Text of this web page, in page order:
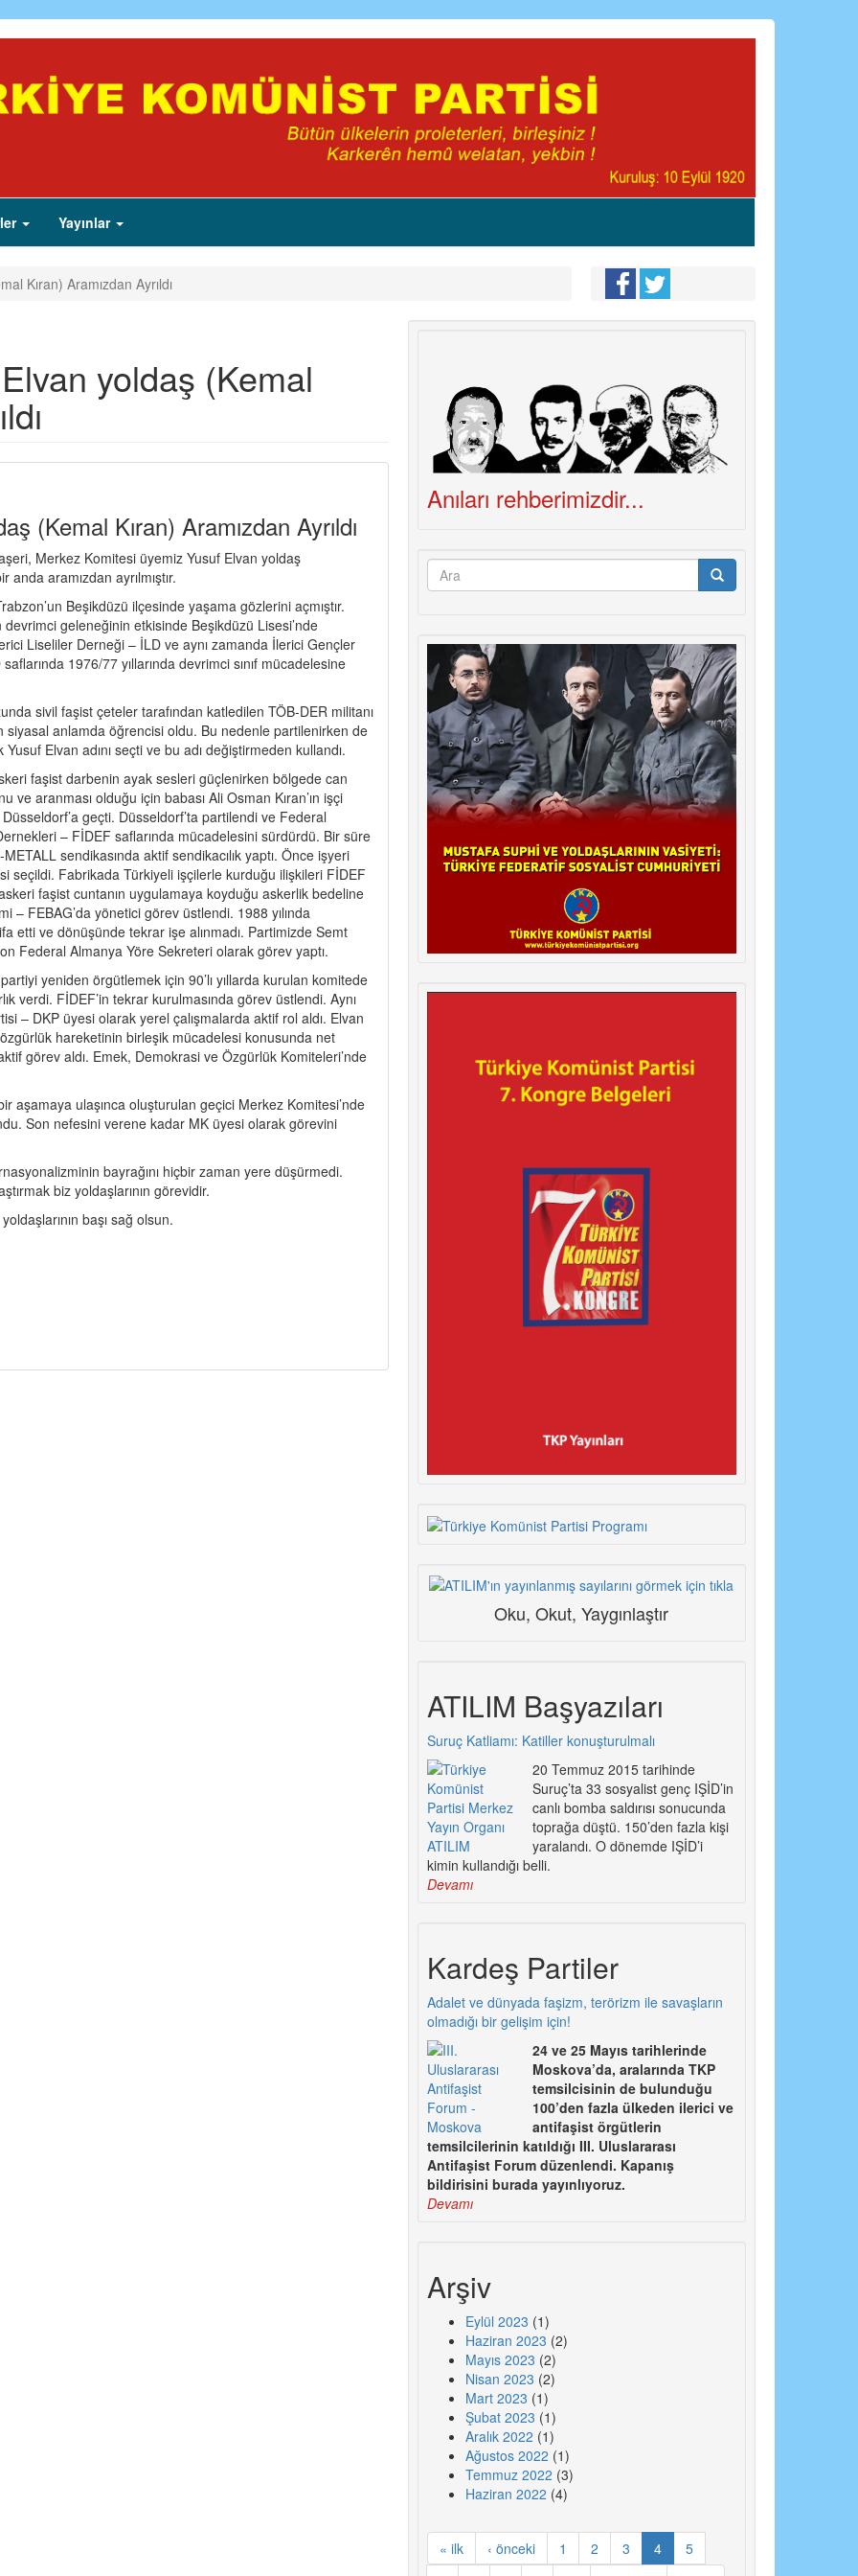
Yayınlar
Kıran) Aramızdan Ayrıldı
yoldaş (Kemal
(Kemal Kıran) Aramızdan Ayrıldı
Merkez Komitesi üyemiz Yusuf Elvan yoldaş
anda aramızdan ayrılmıştır.
Beşikdüzü ilçesinde yaşama gözlerini açmıştır.
devrimci geleneğinin etkisinde Beşikdüzü Lisesi’nde
Liseliler Derneği – İLD ve aynı zamanda İlerici Gençler
1976/77 yıllarında devrimci sınıf mücadelesine
sivil faşist çeteler tarafından katledilen TÖB-DER militanı
siyasal anlamda öğrencisi oldu. Bu nedenle partilenirken de
Yusuf Elvan adını seçti ve bu adı değiştirmeden kullandı.
faşist darbenin ayak sesleri güçlenirken bölgede can
ve aranması olduğu için babası Ali Osman Kıran’ın işçi
Düsseldorf’a geçti. Düsseldorf’ta partilendi ve Federal
– FİDEF saflarında mücadelesini sürdürdü. Bir süre
sendikasında aktif sendikacılık yaptı. Önce işyeri
seçildi. Fabrikada Türkiyeli işçilerle kurduğu ilişkileri FİDEF
askeri faşist cuntanın uygulamaya koyduğu askerlik bedeline
– FEBAG’da yönetici görev üstlendi. 1988 yılında
etti ve dönüşünde tekrar işe alınmadı. Partimizde Semt
Federal Almanya Yöre Sekreteri olarak görev yaptı.
yeniden örgütlemek için 90’lı yıllarda kurulan komitede
verdi. FİDEF’in tekrar kurulmasında görev üstlendi. Aynı
– DKP üyesi olarak yerel çalışmalarda aktif rol aldı. Elvan
hareketinin birleşik mücadelesi konusunda net
görev aldı. Emek, Demokrasi ve Özgürlük Komiteleri’nde
aşamaya ulaşınca oluşturulan geçici Merkez Komitesi’nde
Son nefesini verene kadar MK üyesi olarak görevini
bayrağını hiçbir zaman yere düşürmedi.
biz yoldaşlarının görevidir.
başı sağ olsun.
Anıları rehberimizdir...
Arama
Oku, Okut, Yaygınlaştır
ATILIM Başyazıları
Suruç Katliamı: Katiller konuşturulmalı
20 Temmuz 2015 tarihinde
Suruç’ta 33 sosyalist genç IŞİD’in
canlı bomba saldırısı sonucunda
toprağa düştü. 150’den fazla kişi
yaralandı. O dönemde IŞİD’i
kimin kullandığı belli.
Devamı
Kardeş Partiler
Adalet ve dünyada faşizm, terörizm ile savaşların
olmadığı bir gelişim için!
24 ve 25 Mayıs tarihlerinde
Moskova’da, aralarında TKP
temsilcisinin de bulunduğu
100’den fazla ülkeden ilerici ve
antifaşist örgütlerin
temsilcilerinin katıldığı III. Uluslararası
Antifaşist Forum düzenlendi. Kapanış
bildirisini burada yayınlıyoruz.
Devamı
Arşiv
Eylül 2023 (1)
Haziran 2023 (2)
Mayıs 2023 (2)
Nisan 2023 (2)
Mart 2023 (1)
Şubat 2023 (1)
Aralık 2022 (1)
Ağustos 2022 (1)
Temmuz 2022 (3)
Haziran 2022 (4)
« ilk ‹ önceki 1 2 3 4
5